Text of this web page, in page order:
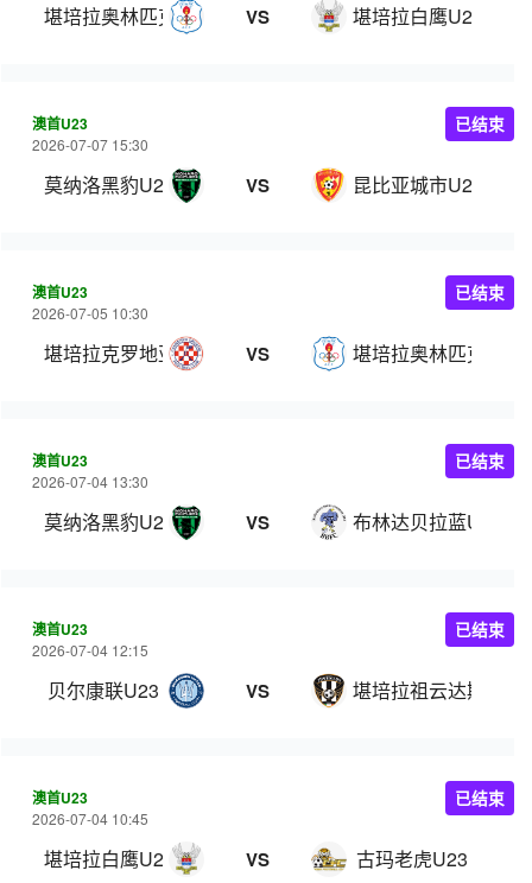
堪培拉奥林匹克U23 VS 堪培拉白鹰U23
澳首U23
2026-07-07 15:30
莫纳洛黑豹U23 VS 昆比亚城市U23
已结束
澳首U23
2026-07-05 10:30
堪培拉克罗地亚U23 VS 堪培拉奥林匹克U23
已结束
澳首U23
2026-07-04 13:30
莫纳洛黑豹U23 VS 布林达贝拉蓝U23
已结束
澳首U23
2026-07-04 12:15
贝尔康联U23 VS 堪培拉祖云达斯U23
已结束
澳首U23
2026-07-04 10:45
堪培拉白鹰U23 VS 古玛老虎U23
已结束